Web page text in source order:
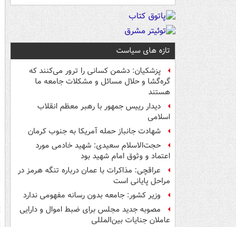
تازه های سیاست
پزشکیان: دشمن کسانی را ترور می‌کنند که
گره‌گشا و حلال مسائل و مشکلات جامعه ما
هستند
دیدار رییس جمهور با رهبر معظم انقلاب
اسلامی
شهادت جانباز حمله آمریکا به جنوب کرمان
حجت‌الاسلام سعیدی: شهید خادمی مورد
اعتماد و وثوق امام شهید بود
عراقچی: مذاکرات با عمان درباره تنگه هرمز در
مراحل پایانی است
وزیر کشور: جامعه بدون رسانه مفهومی ندارد
مصوبه جدید مجلس برای ضبط اموال و دارایی
عاملان جنایات بین‌المللی